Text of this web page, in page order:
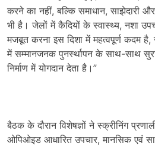
करने का नहीं, बल्कि समाधान, साझेदारी
भी है। जेलों में कैदियों के स्वास्थ्य, नशा
मजबूत करना इस दिशा में महत्वपूर्ण कदम
में सम्मानजनक पुनर्स्थापन के साथ-साथ
निर्माण में योगदान देता है।”
बैठक के दौरान विशेषज्ञों ने स्क्रीनिंग
ओपिओइड आधारित उपचार, मानसिक एवं